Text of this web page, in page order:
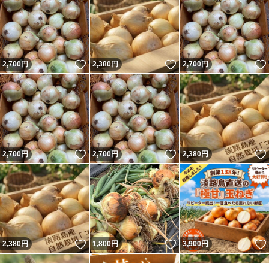
2,700円 いいね！
2,380円 いいね！
2,700円
2,700円 いいね！
2,700円 いいね！
2,380円
2,380円 いいね！
1,800円 いいね！
3,900円